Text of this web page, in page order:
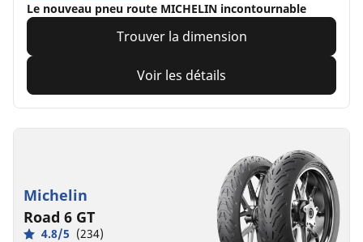
Le nouveau pneu route MICHELIN incontournable​
Trouver la dimension
Voir les détails
Michelin
Road 6 GT
4.8/5 (234)